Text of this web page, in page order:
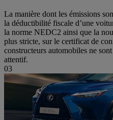
La manière dont les émissions
la déductibilité fiscale d’une
la norme NEDC2 ainsi que la
plus stricte, sur le certificat de
constructeurs automobiles ne
attentif.
03